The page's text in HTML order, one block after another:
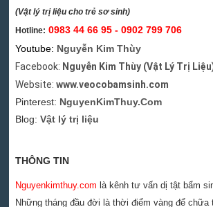
(Vật lý trị liệu cho trẻ sơ sinh)
Hotline: 0983 44 66 95 - 0902 799 706
Youtube: Nguyễn Kim Thùy
Facebook: Nguyễn Kim Thùy (Vật Lý Trị
Website: www.veocobamsinh.com
Pinterest: NguyenKimThuy.Com
Blog: Vật lý trị liệu
THÔNG TIN
Nguyenkimthuy.com là kênh tư vấn dị tật bẩm
Những tháng đầu đời là thời điểm vàng để chữa